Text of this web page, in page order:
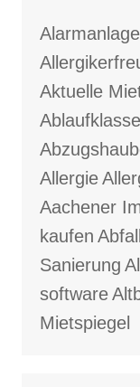
Alarmanlage
Aktuelle
Allergie
Aachener
kaufen
Sanierung
software
Mietspiegel